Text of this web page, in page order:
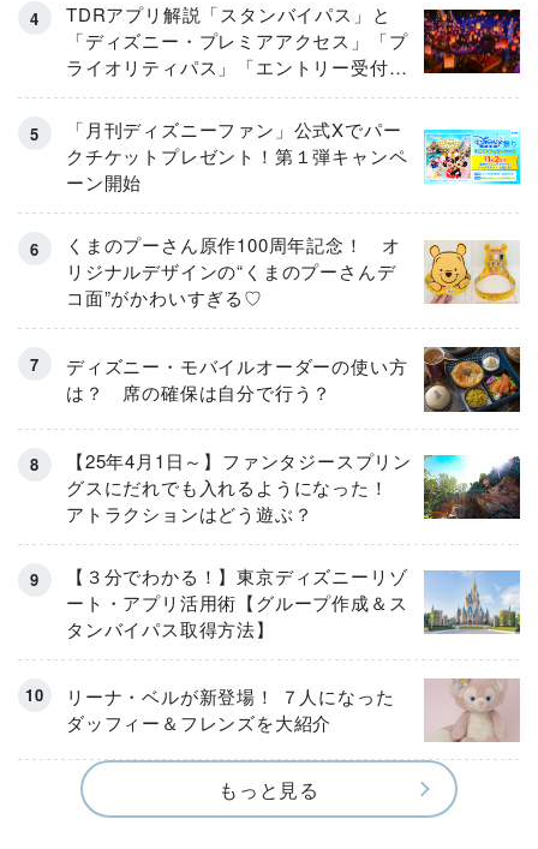
TDRアプリ解説「スタンバイパス」と
「ディズニー・プレミアアクセス」「プ
ライオリティパス」「エントリー受付」
とは
「月刊ディズニーファン」公式Xでパー
クチケットプレゼント！第１弾キャンペ
ーン開始
くまのプーさん原作100周年記念！ オ
リジナルデザインの“くまのプーさんデ
コ面”がかわいすぎる♡
ディズニー・モバイルオーダーの使い方
は？ 席の確保は自分で行う？
【25年4月1日～】ファンタジースプリン
グスにだれでも入れるようになった！
アトラクションはどう遊ぶ？
【３分でわかる！】東京ディズニーリゾ
ート・アプリ活用術【グループ作成＆ス
タンバイパス取得方法】
リーナ・ベルが新登場！ ７人になった
ダッフィー＆フレンズを大紹介
もっと見る